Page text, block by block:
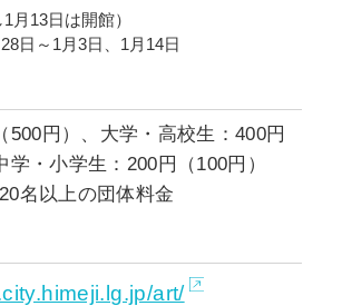
性空上人と和泉式部の出会いの
武田と隈の時を超えた対話を通
月13日は開館）
日～1月3日、1月14日
500円）、大学・高校生：400円
学・小学生：200円（100円）
名以上の団体料金
art/